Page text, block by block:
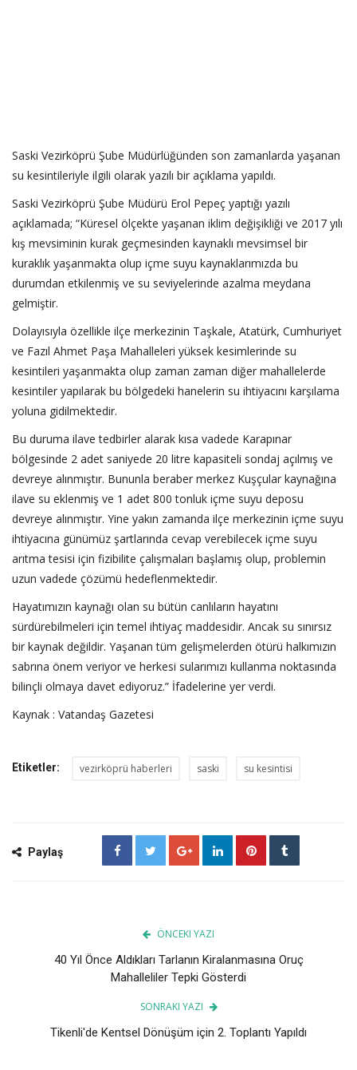
Saski Vezirköprü Şube Müdürlüğünden son zamanlarda yaşanan
su kesintileriyle ilgili olarak yazılı bir açıklama yapıldı.
Saski Vezirköprü Şube Müdürü Erol Pepeç yaptığı yazılı
açıklamada; “Küresel ölçekte yaşanan iklim değişikliği ve 2017 yılı
kış mevsiminin kurak geçmesinden kaynaklı mevsimsel bir
kuraklık yaşanmakta olup içme suyu kaynaklarımızda bu
durumdan etkilenmiş ve su seviyelerinde azalma meydana
gelmiştir.
Dolayısıyla özellikle ilçe merkezinin Taşkale, Atatürk, Cumhuriyet
ve Fazıl Ahmet Paşa Mahalleleri yüksek kesimlerinde su
kesintileri yaşanmakta olup zaman zaman diğer mahallelerde
kesintiler yapılarak bu bölgedeki hanelerin su ihtiyacını karşılama
yoluna gidilmektedir.
Bu duruma ilave tedbirler alarak kısa vadede Karapınar
bölgesinde 2 adet saniyede 20 litre kapasiteli sondaj açılmış ve
devreye alınmıştır. Bununla beraber merkez Kuşçular kaynağına
ilave su eklenmiş ve 1 adet 800 tonluk içme suyu deposu
devreye alınmıştır. Yine yakın zamanda ilçe merkezinin içme suyu
ihtiyacına günümüz şartlarında cevap verebilecek içme suyu
arıtma tesisi için fizibilite çalışmaları başlamış olup, problemin
uzun vadede çözümü hedeflenmektedir.
Hayatımızın kaynağı olan su bütün canlıların hayatını
sürdürebilmeleri için temel ihtiyaç maddesidir. Ancak su sınırsız
bir kaynak değildir. Yaşanan tüm gelişmelerden ötürü halkımızın
sabrına önem veriyor ve herkesi sularımızı kullanma noktasında
bilinçli olmaya davet ediyoruz.” İfadelerine yer verdi.
Kaynak : Vatandaş Gazetesi
Etiketler: vezirköprü haberleri saski su kesintisi
Paylaş
ÖNCEKI YAZI
40 Yıl Önce Aldıkları Tarlanın Kiralanmasına Oruç
Mahalleliler Tepki Gösterdi
SONRAKI YAZI
Tikenli'de Kentsel Dönüşüm için 2. Toplantı Yapıldı